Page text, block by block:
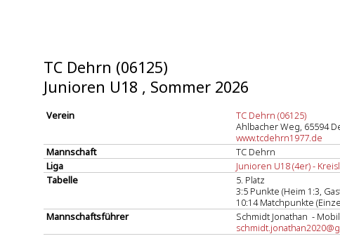
TC Dehrn (06125)
Junioren U18 , Sommer 2026
Verein
TC Dehrn (06125)
Ahlbacher Weg, 65594
www.tcdehrn1977.de
Mannschaft
TC Dehrn
Liga
Junioren U18 (4er) -
Tabelle
5. Platz
3:5 Punkte (Heim 1:3,
10:14 Matchpunkte
Mannschaftsführer
Schmidt Jonathan -